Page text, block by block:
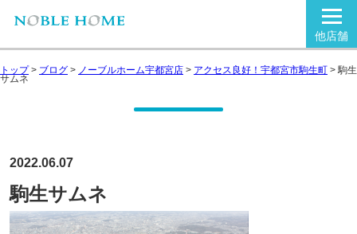
他店舗
トップ> ブログ > ノーブルホーム宇都宮店 > アクセス良好！宇都宮市駒生町 >駒生
サムネ
2022.06.07
駒生サムネ